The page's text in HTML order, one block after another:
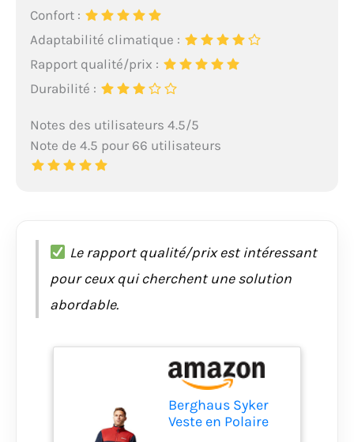
Confort :
Adaptabilité climatique :
Rapport qualité/prix :
Durabilité :
Notes des utilisateurs 4.5/5
Note de 4.5 pour 66 utilisateurs
Le rapport qualité/prix est intéressant
pour ceux qui cherchent une solution
abordable.
Berghaus Syker
Veste en Polaire